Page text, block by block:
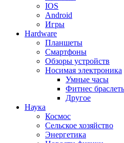
IOS
Android
Игры
Hardware
Планшеты
Смартфоны
Обзоры устройств
Носимая электроника
Умные часы
Фитнес
Другое
Наука
Космос
Сельское хозяйство
Энергетика